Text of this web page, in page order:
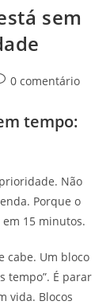
sem
0 comentário
tempo:
Não
Porque o
15 minutos.
cabe. Um bloco
tempo”. É parar
vida. Blocos